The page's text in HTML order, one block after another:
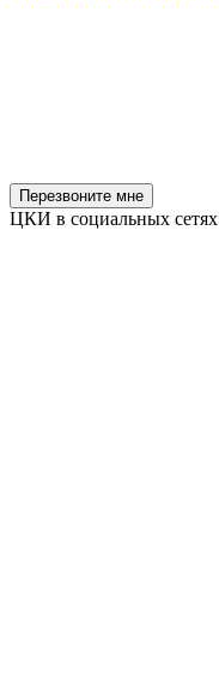
Перезвоните мне
ЦКИ в социальных сетях